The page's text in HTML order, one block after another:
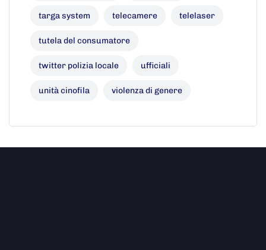
targa system telecamere telelaser
tutela del consumatore
twitter polizia locale ufficiali
unità cinofila violenza di genere